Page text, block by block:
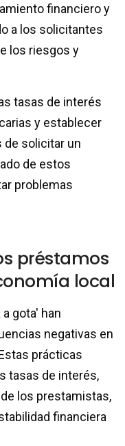
financiero y
a los solicitantes
los riesgos y
tasas de interés
y establecer
de solicitar un
de estos
problemas
préstamos
local
gota' han
negativas en
prácticas
tasas de interés,
los prestamistas,
financiera